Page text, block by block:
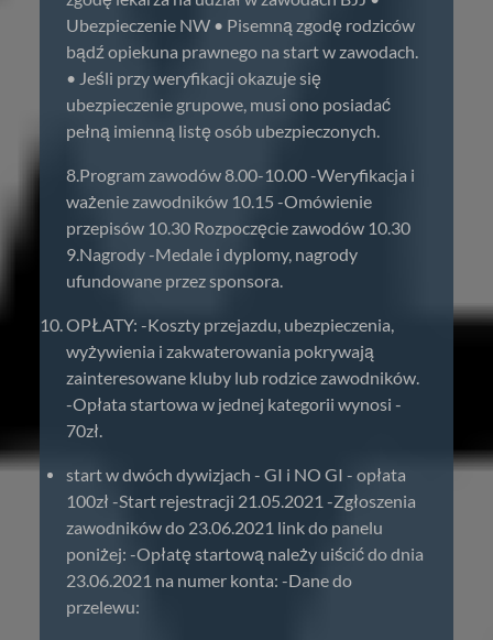
Ubezpieczenie NW • Pisemną zgodę rodziców
bądź opiekuna prawnego na start w zawodach.
• Jeśli przy weryfikacji okazuje się
ubezpieczenie grupowe, musi ono posiadać
pełną imienną listę osób ubezpieczonych.
8.Program zawodów 8.00-10.00 -Weryfikacja i
ważenie zawodników 10.15 -Omówienie
przepisów 10.30 Rozpoczęcie zawodów 10.30
9.Nagrody -Medale i dyplomy, nagrody
ufundowane przez sponsora.
OPŁATY: -Koszty przejazdu, ubezpieczenia,
wyżywienia i zakwaterowania pokrywają
zainteresowane kluby lub rodzice zawodników.
-Opłata startowa w jednej kategorii wynosi -
70zł.
start w dwóch dywizjach - GI i NO GI - opłata
100zł -Start rejestracji 21.05.2021 -Zgłoszenia
zawodników do 23.06.2021 link do panelu
poniżej: -Opłatę startową należy uiścić do dnia
23.06.2021 na numer konta: -Dane do
przelewu: